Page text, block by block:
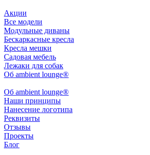
Акции
Все модели
Модульные диваны
Бескаркасные кресла
Кресла мешки
Садовая мебель
Лежаки для собак
Об ambient lounge®
Oб ambient lounge®
Наши принципы
Нанесение логотипа
Реквизиты
Отзывы
Проекты
Блог